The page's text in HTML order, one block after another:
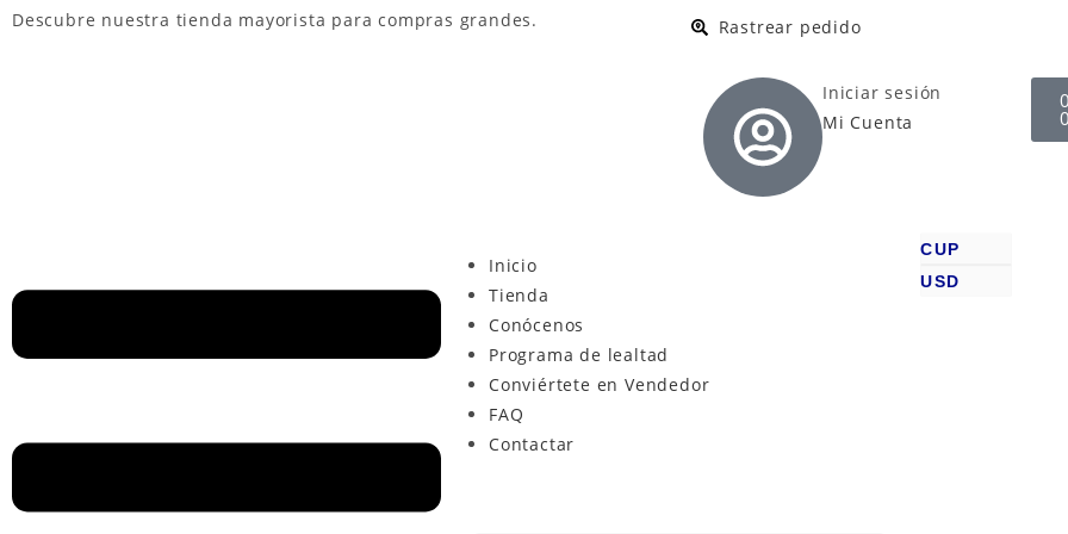
Descubre nuestra tienda mayorista para compras grandes. Rastrear pedido
Iniciar sesión
Mi Cuenta
0
Inicio
Tienda
Conócenos
Programa de lealtad
Conviértete en Vendedor
FAQ
Contactar
CUP
USD